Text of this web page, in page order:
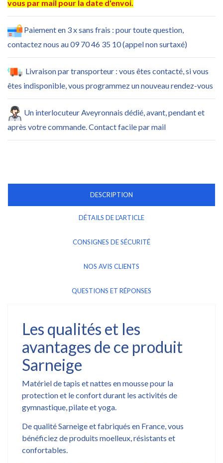
vous par mail pour la date d'envoi.
Paiement en 3 x sans frais : pour toute question,
contactez nous au 09 70 46 35 10 (appel non surtaxé)
Livraison par transporteur : vous êtes contacté, si vous
êtes indisponible, vous programmez un nouveau rendez-vous
Un interlocuteur Aveyronnais dédié, avant, pendant et
après votre commande. Contact facile par mail
DESCRIPTION
DÉTAILS DE L'ARTICLE
CONSIGNES DE SÉCURITÉ
NOS AVIS CLIENTS
QUESTIONS ET RÉPONSES
Les qualités et les
avantages de ce produit
Sarneige
Matériel de tapis et nattes en mousse pour la
protection et le confort durant les activités de
gymnastique, pilate et yoga.
De qualité Sarneige et fabriqués en France, vous
bénéficiez de produits moelleux, résistants et
confortables.